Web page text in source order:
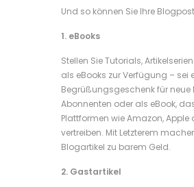
Und so können Sie Ihre
1. eBooks
Stellen Sie Tutorials,
als eBooks zur Verfügung – sei
Begrüßungsgeschenk für neue
Abonnenten oder als eBook,
Plattformen wie Amazon, Apple
vertreiben. Mit Letzterem
Blogartikel zu barem Geld.
2. Gastartikel